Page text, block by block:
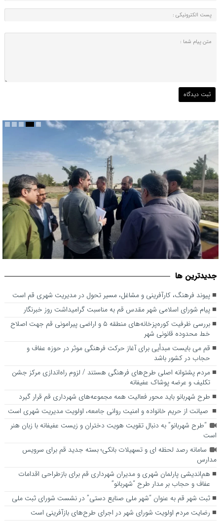
اصلاح خط محدوده قانونی شهر
جديدترين ها
پیوند فرهنگ، کارآفرینی و مشاغل، مسیر تحول در مدیریت شهری قم است
پیام شورای اسلامی شهر مقدس قم به مناسبت گرامیداشت روز خبرنگار
بررسی ظرفیت کوره‌پزخانه‌های منطقه ۵ و اراضی پیرامونی قم جهت اصلاح
خط محدوده قانونی شهر
قم می بایست مبدأیی برای آغاز حرکت فرهنگی موثر در حوزه عفاف و
حجاب در کشور باشد
مردم پشتوانه اصلی طرح‌های فرهنگی هستند / لزوم راه‌اندازی مرکز جشن
تکلیف و عرضه پوشاک عفیفانه
طرح شهربانو باید محور فعالیت همه مجموعه‌های شهرداری قم قرار گیرد
صیانت از حریم خانواده و امنیت روانی جامعه، اولویت مدیریت شهری است
“طرح شهربانو” به دنبال تقویت هویت دختران و زیست عفیفانه با زبان هنر
است
سامانه رصد لحظه ای و تسهیلات بانکی؛ بسته جدید قم برای سرویس
مدارس
هم‌اندیشی پارلمان شهری و مدیران شهرداری قم برای بازطراحی اقدامات
عفاف و حجاب بر مدار طرح “شهربانو”
ثبت شهر قم به عنوان “شهر ملی صنایع دستی” در نشست شورای ثبت ملی
رضایت مردم اولویت شورای شهر در اجرای طرح‌های بازآفرینی است